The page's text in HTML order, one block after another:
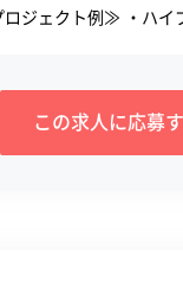
ジェクト例≫ ・ハイ
この求人に応募